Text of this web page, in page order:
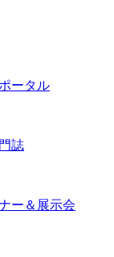
ータル
誌
ー＆展示会